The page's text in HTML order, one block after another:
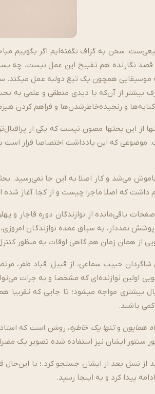
سخن به گزاف نگفته­‌ایم اگر بگوییم
همچون یک تیغ دولبه عمل می­کند.
بیشتر از آن­‌که با دیدی منطقی و علمی به
و رنجیده‌­خاطرشدن­‌ها و فراهم کردن
از این بحث­ها مصون نیست که یکی از
که این یادداشت اختصاصا قرار است
می‌­شد و کار اصلا به این جا نمی‌­رسید.
داشت که اصلا ماجرا چیست و از کجا آغاز
صفحات باقی‌­مانده از نوازندگان دوره قاجار و
نمددار، به سیاق عمده نوازندگان
از همان زمان هم گاهی اوقات به منظور
حبیب سماعی، از قبیل: قباد ظفر،
اولین نوازنده‌­ای که مشخصا و به جرات
بیشتری مواجه می­شود؛ تا جایی که تقریبا
باشند.
همایونوتنها یک خاطره، روشن است که استاد
سنتور ایشان نیز استفاده شده تصویر یک
نسل بعد از ایشان جستجو کرد.؛ با
پیدا کرد و به اینجا رسید.